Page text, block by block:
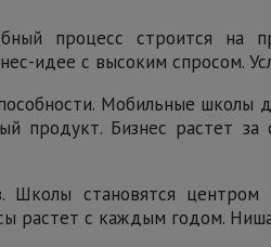
процесс строится
идее с высоким спросом.
Мобильные
продукт. Бизнес растет
становятся
растет с каждым годом.